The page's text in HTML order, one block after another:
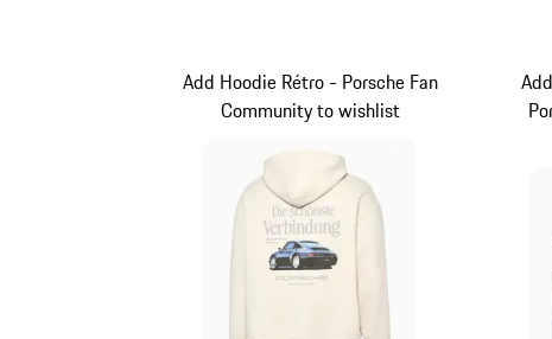
Add Hoodie Rétro - Porsche Fan
Community to wishlist